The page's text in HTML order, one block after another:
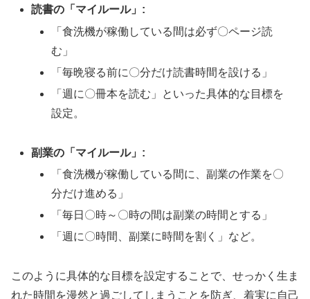
読書の「マイルール」:
「食洗機が稼働している間は必ず〇ページ読
む」
「毎晩寝る前に〇分だけ読書時間を設ける」
「週に〇冊本を読む」といった具体的な目標を
設定。
副業の「マイルール」:
「食洗機が稼働している間に、副業の作業を〇
分だけ進める」
「毎日〇時～〇時の間は副業の時間とする」
「週に〇時間、副業に時間を割く」など。
このように具体的な目標を設定することで、せっかく生ま
れた時間を漫然と過ごしてしまうことを防ぎ、着実に自己